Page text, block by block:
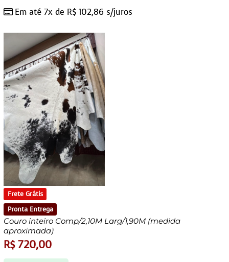
Em até 7x de R$ 102,86 s/juros
Frete Grátis
Pronta Entrega
Couro inteiro Comp/2,10M Larg/1,90M (medida
aproximada)
R$720,00